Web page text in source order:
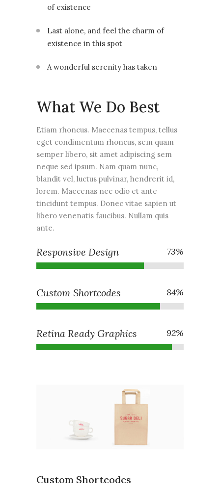
of existence
Last alone, and feel the charm of
existence in this spot
A wonderful serenity has taken
What We Do Best
Etiam rhoncus. Maecenas tempus, tellus
eget condimentum rhoncus, sem quam
semper libero, sit amet adipiscing sem
neque sed ipsum. Nam quam nunc,
blandit vel, luctus pulvinar, hendrerit id,
lorem. Maecenas nec odio et ante
tincidunt tempus. Donec vitae sapien ut
libero venenatis faucibus. Nullam quis
ante.
Responsive Design 73%
Custom Shortcodes 84%
Retina Ready Graphics 92%
Custom Shortcodes